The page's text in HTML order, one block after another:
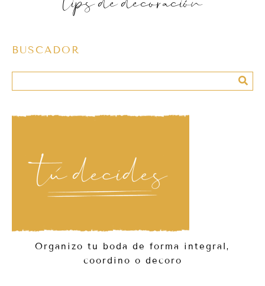
BUSCADOR
Organizo tu boda de forma integral,
coordino o decoro